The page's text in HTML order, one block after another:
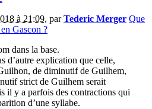
à 21:09, parTederic Merger Que
Gascon ?
dans la base.
d’autre explication que celle,
de diminutif de Guilhem,
strict de Guilhem serait
il y a parfois des contractions qui
d’une syllabe.